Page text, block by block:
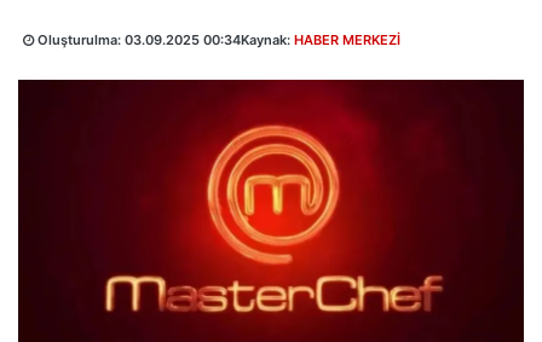
Oluşturulma: 03.09.2025 00:34Kaynak: HABER MERKEZİ